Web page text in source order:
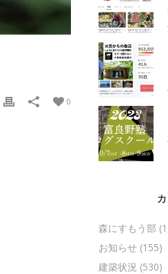
0
森にすもう部
お知らせ (155)
建築状況 (530)